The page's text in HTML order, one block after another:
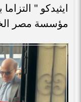
ايثيدكو "
مؤسسة مصر